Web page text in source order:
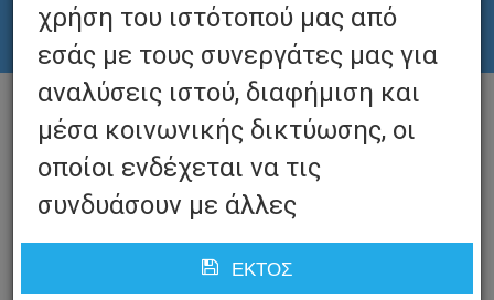
χρήση του ιστότοπού μας από
εσάς με τους συνεργάτες μας για
αναλύσεις ιστού, διαφήμιση και
μέσα κοινωνικής δικτύωσης, οι
οποίοι ενδέχεται να τις
συνδυάσουν με άλλες
πληροφορίες που τους έχετε
παράσχει ή που έχουν συλλέξει
ΕΚΤΌΣ